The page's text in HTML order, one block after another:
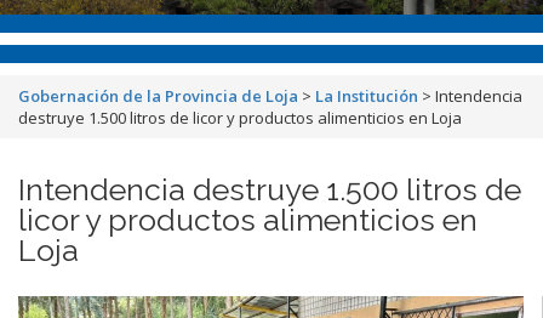
Gobernación de la Provincia de Loja > La Institución > Intendencia
destruye 1.500 litros de licor y productos alimenticios en Loja
Intendencia destruye 1.500 litros de
licor y productos alimenticios en
Loja